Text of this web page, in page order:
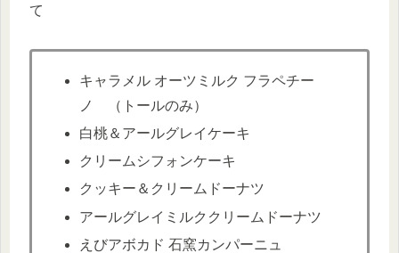
て
キャラメル オーツミルク フラペチー
ノ （トールのみ）
白桃＆アールグレイケーキ
クリームシフォンケーキ
クッキー＆クリームドーナツ
アールグレイミルククリームドーナツ
えびアボカド 石窯カンパーニュ